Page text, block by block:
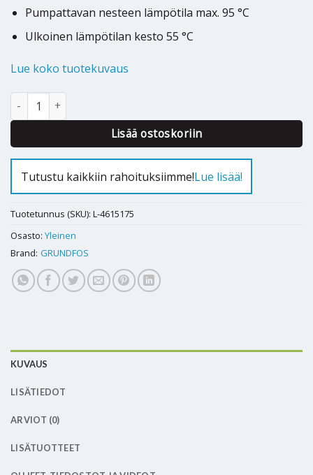
Pumpattavan nesteen lämpötila max. 95 °C
Ulkoinen lämpötilan kesto 55 °C
Lue koko tuotekuvaus
Kiertovesipumppu Grundfos UPS2 25-80 180 määrä
Lisää ostoskoriin
Alternative:
Tutustu kaikkiin rahoituksiimme!Lue lisää!
Tuotetunnus (SKU): L-4615175
Osasto: Yleinen
Brand: GRUNDFOS
KUVAUS
LISÄTIEDOT
ARVIOT (0)
LISÄTUOTTEET